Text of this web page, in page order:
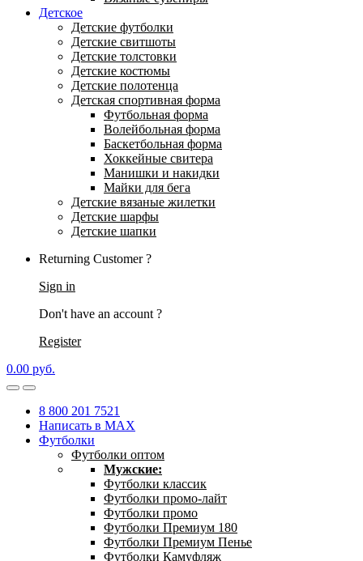
Детское
Детские футболки
Детские свитшоты
Детские толстовки
Детские костюмы
Детские полотенца
Детская спортивная форма
Футбольная форма
Волейбольная форма
Баскетбольная форма
Хоккейные свитера
Манишки и накидки
Майки для бега
Детские вязаные жилетки
Детские шарфы
Детские шапки
Returning Customer ?
Sign in
Don't have an account ?
Register
0.00 руб.
8 800 201 7521
Написать в MAX
Футболки
Футболки оптом
Мужские:
Футболки классик
Футболки промо-лайт
Футболки промо
Футболки Премиум 180
Футболки Премиум Пенье
Футболки Камуфляж